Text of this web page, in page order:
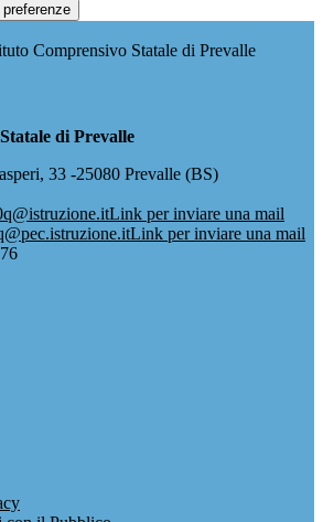
Comprensivo Statale di Prevalle
di Prevalle
33 -25080 Prevalle (BS)
Link per inviare una mail
Link per inviare una mail